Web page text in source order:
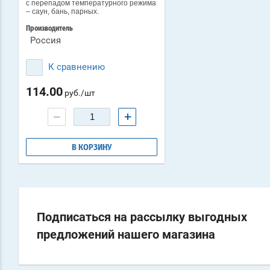
с перепадом температурного режима
– саун, бань, парных.
Производитель
Россия
К сравнению
114.00 руб./шт
− +
В КОРЗИНУ
Подписаться на рассылку выгодных
предложений нашего магазина